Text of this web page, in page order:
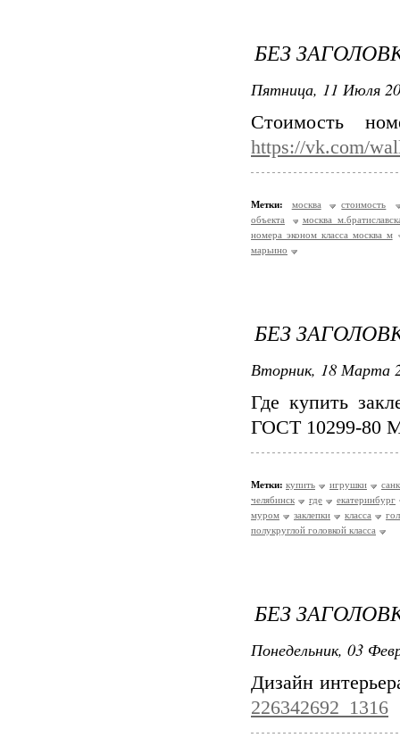
БЕЗ
Пятница, 11 Июля
Стоимость
https://vk.com/
Метки: москва
стоимость
объекта
москва
номера эконом класса москва м
марьино
БЕЗ
Вторник, 18 Марта
Где купить
ГОСТ 10299-80
Метки: купить игрушки
челябинск
где
екатеринбург
муром
заклепки класса
полукруглой головкой класса
БЕЗ
Понедельник, 03
Дизайн
226342692_1316